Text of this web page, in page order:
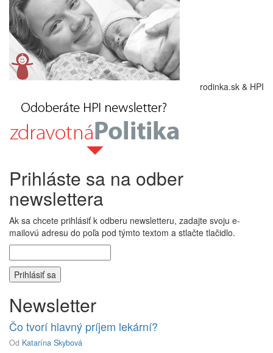
rodinka.sk & HPI
Prihláste sa na odber
newslettera
Ak sa chcete prihlásiť k odberu newsletteru, zadajte svoju e-
mailovú adresu do poľa pod týmto textom a stlačte tlačidlo.
Newsletter
Čo tvorí hlavný príjem lekární?
Od Katarína Skybová